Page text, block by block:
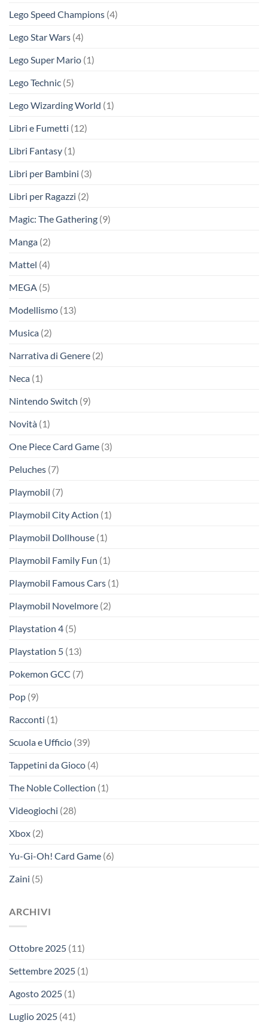
Lego Speed Champions (4)
Lego Star Wars (4)
Lego Super Mario (1)
Lego Technic (5)
Lego Wizarding World (1)
Libri e Fumetti (12)
Libri Fantasy (1)
Libri per Bambini (3)
Libri per Ragazzi (2)
Magic: The Gathering (9)
Manga (2)
Mattel (4)
MEGA (5)
Modellismo (13)
Musica (2)
Narrativa di Genere (2)
Neca (1)
Nintendo Switch (9)
Novità (1)
One Piece Card Game (3)
Peluches (7)
Playmobil (7)
Playmobil City Action (1)
Playmobil Dollhouse (1)
Playmobil Family Fun (1)
Playmobil Famous Cars (1)
Playmobil Novelmore (2)
Playstation 4 (5)
Playstation 5 (13)
Pokemon GCC (7)
Pop (9)
Racconti (1)
Scuola e Ufficio (39)
Tappetini da Gioco (4)
The Noble Collection (1)
Videogiochi (28)
Xbox (2)
Yu-Gi-Oh! Card Game (6)
Zaini (5)
ARCHIVI
Ottobre 2025 (11)
Settembre 2025 (1)
Agosto 2025 (1)
Luglio 2025 (41)